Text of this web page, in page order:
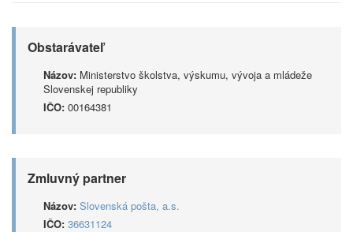
Obstarávateľ
Názov: Ministerstvo školstva, výskumu, vývoja a mládeže
Slovenskej republiky
IČO: 00164381
Zmluvný partner
Názov: Slovenská pošta, a.s.
IČO: 36631124